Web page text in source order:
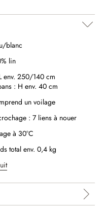
blanc
lin
env. 250/140 cm
: H env. 40 cm
un voilage
: 7 liens à nouer
à 30°C
total env. 0,4 kg